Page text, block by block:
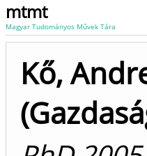
mtmt
Magyar Tudományos Művek Tára
Kő,